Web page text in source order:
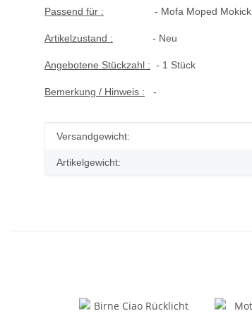
Passend für : - Mofa Moped Mokick
Artikelzustand : - Neu
Angebotene Stückzahl : - 1 Stück
Bemerkung / Hinweis : -
Produkteigenschaft
Wert
Versandgewicht:
Artikelgewicht: